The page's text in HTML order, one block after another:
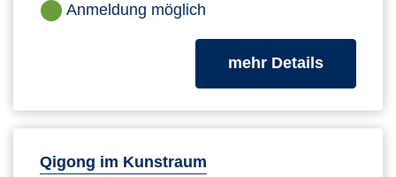
Anmeldung möglich
mehr Detailszum
Qigong im Kunstraum